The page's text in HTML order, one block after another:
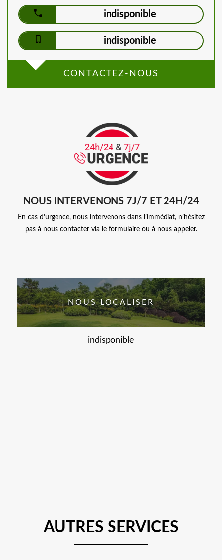
indisponible
indisponible
CONTACTEZ-NOUS
NOUS INTERVENONS 7J/7 ET 24H/24
En cas d’urgence, nous intervenons dans l’immédiat, n’hésitez
pas à nous contacter via le formulaire ou à nous appeler.
NOUS LOCALISER
indisponible
AUTRES SERVICES